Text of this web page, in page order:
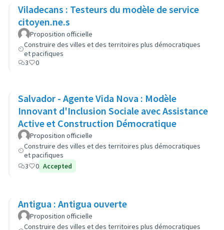
Viladecans : Testeurs du modèle de service
citoyen.ne.s
Proposition officielle
Construire des villes et des territoires plus démocratiques
et pacifiques
3
0
Salvador - Agente Vida Nova : Modèle
Innovant d'Inclusion Sociale avec Assistance
Active et Construction Démocratique
Proposition officielle
Construire des villes et des territoires plus démocratiques
et pacifiques
3
0 Accepted
Antigua : Antigua ouverte
Proposition officielle
Construire des villes et des territoires plus démocratiques